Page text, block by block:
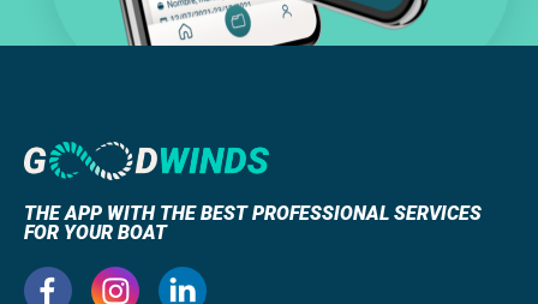
THE APP WITH THE BEST PROFESSIONAL SERVICES
FOR YOUR BOAT